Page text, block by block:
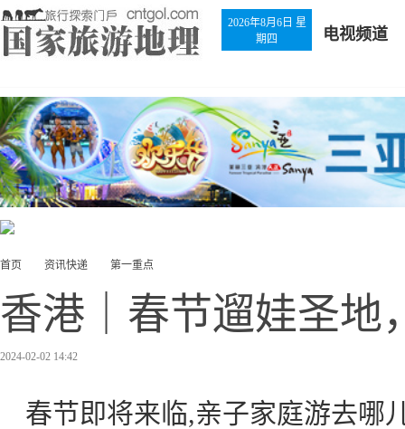
2026年8月6日 星
期四
电视频道
首页 资讯快递 第一重点
香港｜春节遛娃圣地
2024-02-02 14:42
春节即将来临,亲子家庭游去哪